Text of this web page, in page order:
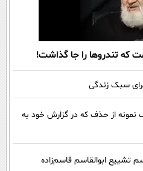
که تندروها را جا گذاشت!
سبک زندگی
از حذف که در گزارش خود به
تشییع ابوالقاسم قاسم‌زاده